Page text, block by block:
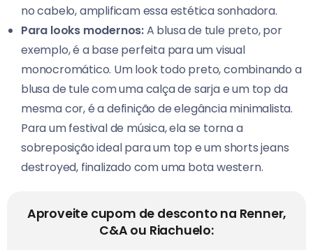
no cabelo, amplificam essa estética sonhadora.
Para looks modernos:A blusa de tule preto, por
exemplo, é a base perfeita para um visual
monocromático. Um look todo preto, combinando a
blusa de tule com uma calça de sarja e um top da
mesma cor, é a definição de elegância minimalista.
Para um festival de música, ela se torna a
sobreposição ideal para um top e um shorts jeans
destroyed, finalizado com uma bota western.
Aproveite cupom de desconto na Renner,
C&A ou Riachuelo: